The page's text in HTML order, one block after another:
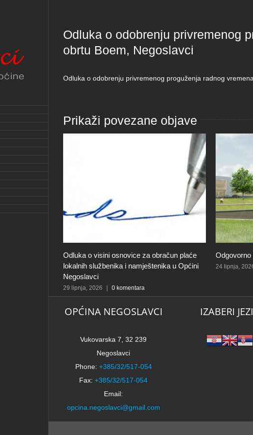
Odluka o odobrenju privremenog
obrtu Boem, Negoslavci
Odluka o odobrenju privremenog proguženja radnog
Prikaži povezane objave
Odluka o visini osnovice za obračun plaće
lokalnih službenika i namještenika u Općini
Negoslavci
29 lipnja, 2026 0 komentara
Odgovorno
24 lipnja,
OPĆINA NEGOSLAVCI
Vukovarska 7, 32 239
Negoslavci
Phone: +385/32/517-054
Fax: +385/32/517-054
Email:
opcina.negoslavci@gmail.com
IZABERI